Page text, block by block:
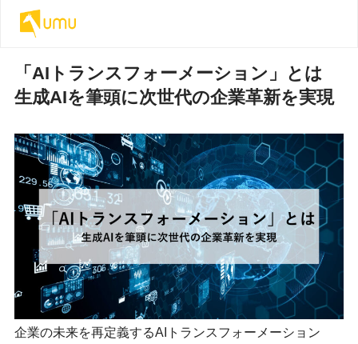
「AIトランスフォーメーション」とは
生成AIを筆頭に次世代の企業革新を実現
企業の未来を再定義するAIトランスフォーメーション